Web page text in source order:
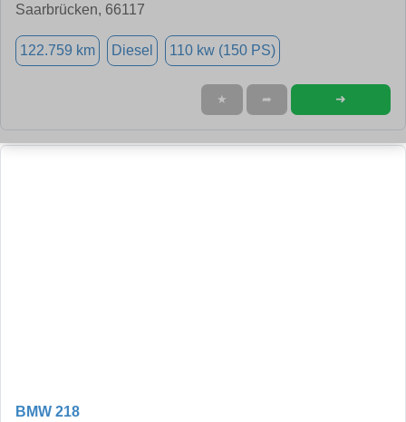
Saarbrücken, 66117
122.759 km Diesel 110 kw (150 PS)
★ ➦ ➜
BMW 218